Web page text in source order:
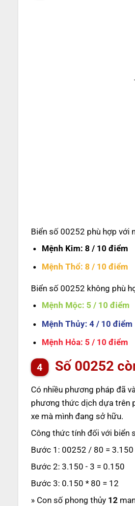
Biển số 00252 phù hợp với
Mệnh Kim: 8 / 10 điểm
Mệnh Thổ: 8 / 10 điểm
Biển số 00252 không phù
Mệnh Mộc: 5 / 10 điểm
Mệnh Thủy: 4 / 10 điểm
Mệnh Hỏa: 5 / 10 điểm
Số 00252
Có nhiều phương pháp đã
phương thức dịch dựa trên
xe mà mình đang sở hữu.
Công thức tính đối với biển
Bước 1: 00252 / 80 = 3.150
Bước 2: 3.150 - 3 = 0.150
Bước 3: 0.150 * 80 = 12
» Con số phong thủy 12